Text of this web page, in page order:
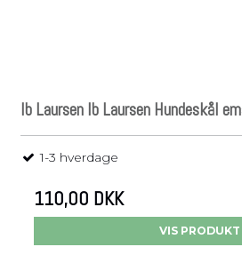
Ib Laursen Ib Laursen Hundeskål
1-3 hverdage
110,00 DKK
VIS PRODUKT